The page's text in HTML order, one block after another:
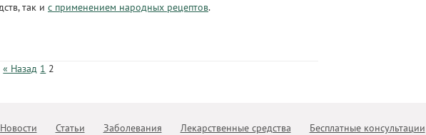
так и с применением народных рецептов.
« Назад 1 2
Новости Статьи Заболевания Лекарственные средства Бесплатные консультации